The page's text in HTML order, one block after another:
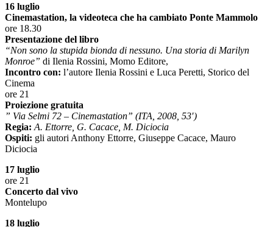
16 luglio
Cinemastation, la videoteca che ha cambiato Ponte Mammolo
ore 18.30
Presentazione del libro
“Non sono la stupida bionda di nessuno. Una storia di Marilyn
Monroe” di Ilenia Rossini, Momo Editore,
Incontro con: l’autore Ilenia Rossini e Luca Peretti, Storico del
Cinema
ore 21
Proiezione gratuita
” Via Selmi 72 – Cinemastation” (ITA, 2008, 53′)
Regia: A. Ettorre, G. Cacace, M. Diciocia
Ospiti: gli autori Anthony Ettorre, Giuseppe Cacace, Mauro
Diciocia
17 luglio
ore 21
Concerto dal vivo
Montelupo
18 luglio